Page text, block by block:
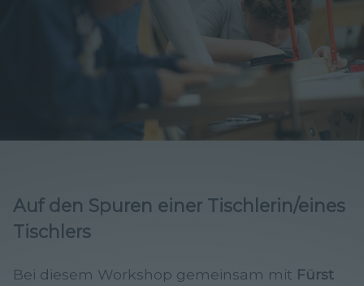
Auf den Spuren einer Tischlerin/eines
Tischlers
Bei diesem Workshop gemeinsam mit Fürst